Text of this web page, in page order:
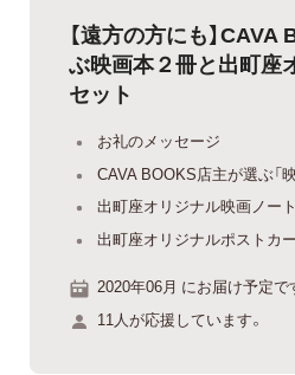
【遠方の方にも】
ぶ映画本２冊と出町座
セット
お礼のメッセージ
CAVA BOOKS店主が選ぶ「
出町座オリジナル映画ノート
出町座オリジナルポストカ
2020年06月 にお届け予定で
11人が応援しています。